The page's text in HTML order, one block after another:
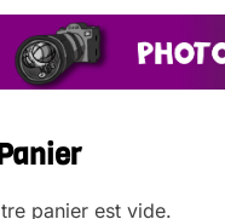
panier est vide.